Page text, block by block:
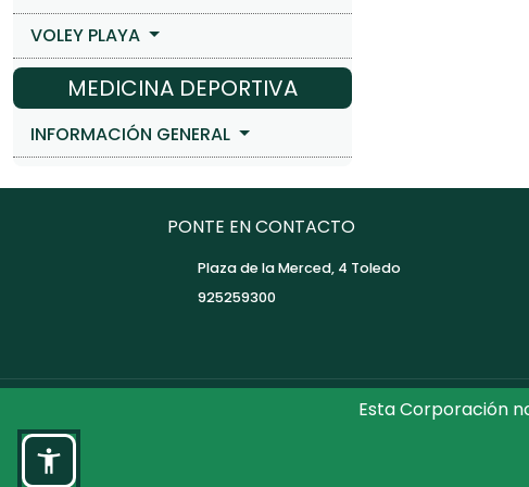
Esta Corporación
VOLEY PLAYA
MEDICINA DEPORTIVA
INFORMACIÓN GENERAL
PONTE EN CONTACTO
Plaza de la Merced, 4 Toledo
925259300
©2026 Diputación